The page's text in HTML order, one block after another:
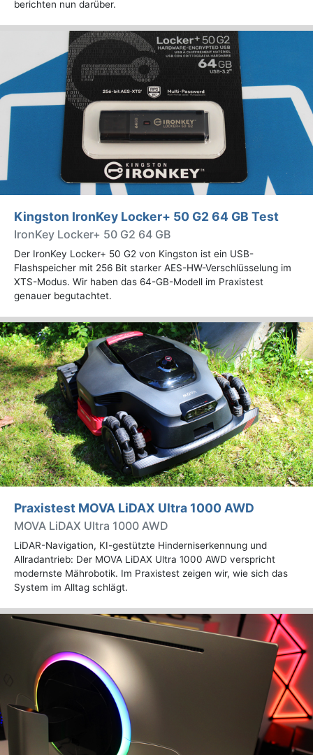
berichten nun darüber.
Kingston IronKey Locker+ 50 G2 64 GB Test
IronKey Locker+ 50 G2 64 GB
Der IronKey Locker+ 50 G2 von Kingston ist ein USB-
Flashspeicher mit 256 Bit starker AES-HW-Verschlüsselung im
XTS-Modus. Wir haben das 64-GB-Modell im Praxistest
genauer begutachtet.
Praxistest MOVA LiDAX Ultra 1000 AWD
MOVA LiDAX Ultra 1000 AWD
LiDAR-Navigation, KI-gestützte Hinderniserkennung und
Allradantrieb: Der MOVA LiDAX Ultra 1000 AWD verspricht
modernste Mährobotik. Im Praxistest zeigen wir, wie sich das
System im Alltag schlägt.